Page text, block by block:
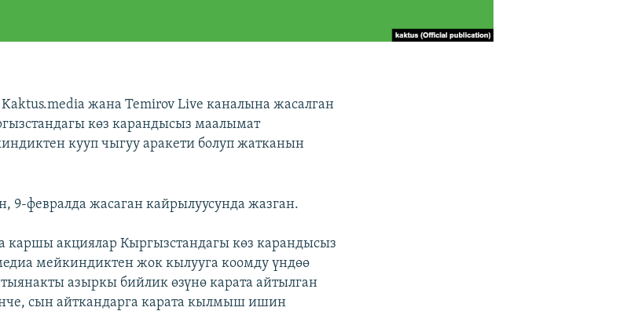
жана Temirov Live каналына жасалган
көз карандысыз маалымат
кууп чыгуу аракети болуп жатканын
9-февралда жасаган кайрылуусунда жазган.
каршы акциялар Кыргызстандагы көз карандысыз
мейкиндиктен жок кылууга коомду үндөө
тыянакты азыркы бийлик өзүнө карата айтылган
сын айткандарга карата кылмыш ишин